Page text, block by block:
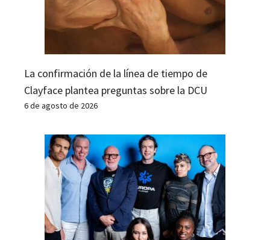
La confirmación de la línea de tiempo de
Clayface plantea preguntas sobre la DCU
6 de agosto de 2026